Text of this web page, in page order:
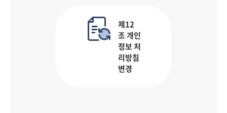
제12
조 개인
정보 처
리방침
변경